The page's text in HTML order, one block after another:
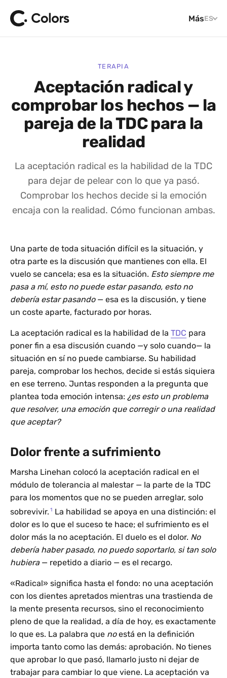
MásES
TERAPIA
Aceptación radical y
comprobar los hechos — la
pareja de la TDC para la
realidad
La aceptación radical es la habilidad de la TDC
para dejar de pelear con lo que ya pasó.
Comprobar los hechos decide si la emoción
encaja con la realidad. Cómo funcionan ambas.
Una parte de toda situación difícil es la situación, y
otra parte es la discusión que mantienes con ella. El
vuelo se cancela; esa es la situación. Esto siempre me
pasa a mí, esto no puede estar pasando, esto no
debería estar pasando— esa es la discusión, y tiene
un coste aparte, facturado por horas.
La aceptación radical es la habilidad de la TDC para
poner fin a esa discusión cuando —y solo cuando— la
situación en sí no puede cambiarse. Su habilidad
pareja, comprobar los hechos, decide si estás siquiera
en ese terreno. Juntas responden a la pregunta que
plantea toda emoción intensa: ¿es esto un problema
que resolver, una emoción que corregir o una realidad
que aceptar?
Dolor frente a sufrimiento
Marsha Linehan colocó la aceptación radical en el
módulo de tolerancia al malestar — la parte de la TDC
para los momentos que no se pueden arreglar, solo
sobrevivir. 1 La habilidad se apoya en una distinción: el
dolor es lo que el suceso te hace; el sufrimiento es el
dolor más la no aceptación. El duelo es el dolor. No
debería haber pasado, no puedo soportarlo, si tan solo
hubiera— repetido a diario — es el recargo.
«Radical» significa hasta el fondo: no una aceptación
con los dientes apretados mientras una trastienda de
la mente presenta recursos, sino el reconocimiento
pleno de que la realidad, a día de hoy, es exactamente
lo que es. La palabra que noestá en la definición
importa tanto como las demás: aprobación. No tienes
que aprobar lo que pasó, llamarlo justo ni dejar de
trabajar para cambiar lo que viene. La aceptación va